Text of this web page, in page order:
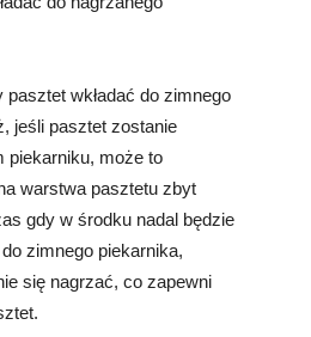
wkładać do zimnego
jeśli pasztet zostanie
piekarniku, może to
warstwa pasztetu zbyt
gdy w środku nadal będzie
zimnego piekarnika,
się nagrzać, co zapewni